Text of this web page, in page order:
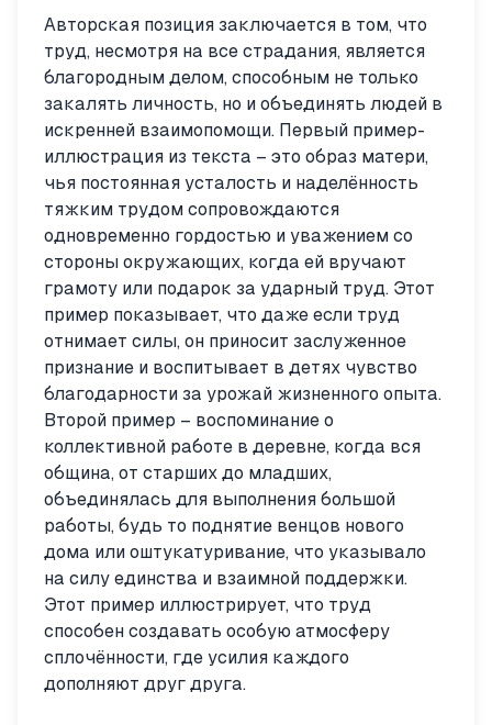
Авторская позиция заключается в том, что
труд, несмотря на все страдания, является
благородным делом, способным не только
закалять личность, но и объединять людей в
искренней взаимопомощи. Первый пример-
иллюстрация из текста – это образ матери,
чья постоянная усталость и наделённость
тяжким трудом сопровождаются
одновременно гордостью и уважением со
стороны окружающих, когда ей вручают
грамоту или подарок за ударный труд. Этот
пример показывает, что даже если труд
отнимает силы, он приносит заслуженное
признание и воспитывает в детях чувство
благодарности за урожай жизненного опыта.
Второй пример – воспоминание о
коллективной работе в деревне, когда вся
община, от старших до младших,
объединялась для выполнения большой
работы, будь то поднятие венцов нового
дома или оштукатуривание, что указывало
на силу единства и взаимной поддержки.
Этот пример иллюстрирует, что труд
способен создавать особую атмосферу
сплочённости, где усилия каждого
дополняют друг друга.